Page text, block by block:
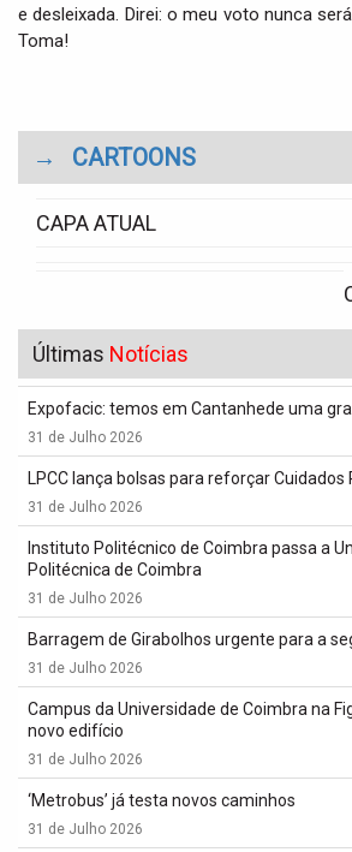
e desleixada. Direi: o meu voto nunca
Toma!
→ CARTOONS
CAPA ATUAL
Últimas Notícias
Expofacic: temos em Cantanhede uma
31 de Julho 2026
LPCC lança bolsas para reforçar Cuidados
31 de Julho 2026
Instituto Politécnico de Coimbra passa a
Politécnica de Coimbra
31 de Julho 2026
Barragem de Girabolhos urgente para a
31 de Julho 2026
Campus da Universidade de Coimbra na
novo edifício
31 de Julho 2026
‘Metrobus’ já testa novos caminhos
31 de Julho 2026